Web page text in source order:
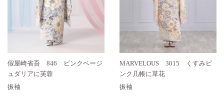
假屋崎省吾 846 ピンクベージ
ュダリアに芙蓉
振袖
MARVELOUS 3015 くすみピ
ンク几帳に草花
振袖